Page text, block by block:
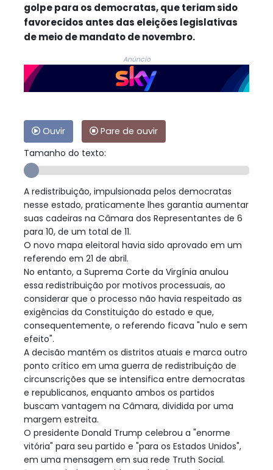
golpe para os democratas, que teriam sido
favorecidos antes das eleições legislativas
de meio de mandato de novembro.
Anúncio
Ouvir
Pare de ouvir
Tamanho do texto:
A redistribuição, impulsionada pelos democratas
nesse estado, praticamente lhes garantia aumentar
suas cadeiras na Câmara dos Representantes de 6
para 10, de um total de 11.
O novo mapa eleitoral havia sido aprovado em um
referendo em 21 de abril.
No entanto, a Suprema Corte da Virgínia anulou
essa redistribuição por motivos processuais, ao
considerar que o processo não havia respeitado as
exigências da Constituição do estado e que,
consequentemente, o referendo ficava "nulo e sem
efeito".
A decisão mantém os distritos atuais e marca outro
ponto crítico em uma guerra de redistribuição de
circunscrições que se intensifica entre democratas
e republicanos, enquanto ambos os partidos
buscam vantagem na Câmara, dividida por uma
margem estreita.
O presidente Donald Trump celebrou a "enorme
vitória" para seu partido e "para os Estados Unidos",
em uma mensagem em sua rede Truth Social.